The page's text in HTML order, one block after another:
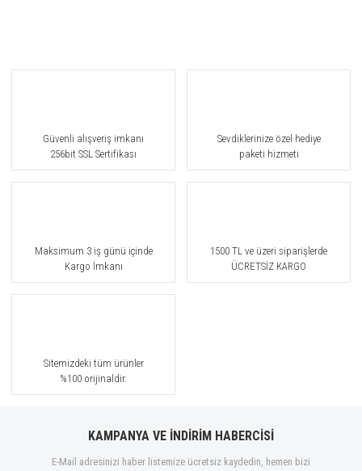
Güvenli alışveriş imkanı
256bit SSL Sertifikası
Sevdiklerinize özel hediye
paketi hizmeti
Maksimum 3 iş günü içinde
Kargo İmkanı
1500 TL ve üzeri siparişlerde
ÜCRETSİZ KARGO
Sitemizdeki tüm ürünler
%100 orijinaldir.
KAMPANYA VE İNDİRİM HABERCİSİ
E-Mail adresinizi haber listemize ücretsiz kaydedin, hemen bizi